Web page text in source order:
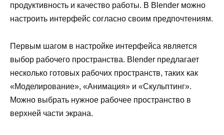
продуктивность и качество работы. В Blender можно
настроить интерфейс согласно своим предпочтениям.
Первым шагом в настройке интерфейса является
выбор рабочего пространства. Blender предлагает
несколько готовых рабочих пространств, таких как
«Моделирование», «Анимация» и «Скульптинг».
Можно выбрать нужное рабочее пространство в
верхней части экрана.